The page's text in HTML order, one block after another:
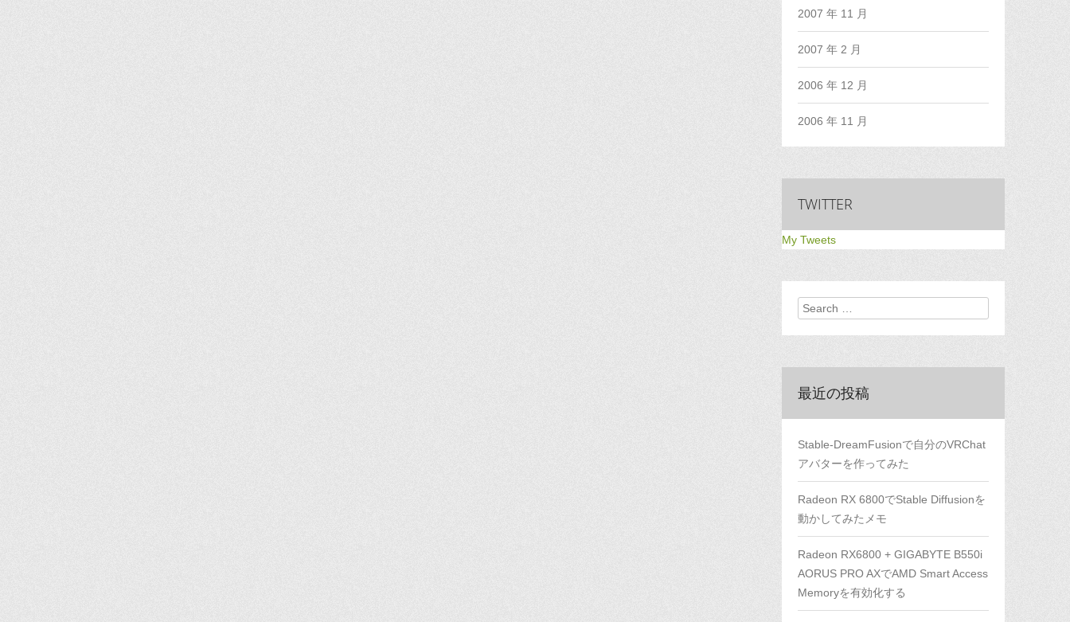
2007 年 11 月
2007 年 2 月
2006 年 12 月
2006 年 11 月
TWITTER
My Tweets
Search
最近の投稿
Stable-DreamFusionで自分のVRChat
アバターを作ってみた
Radeon RX 6800でStable Diffusionを
動かしてみたメモ
Radeon RX6800 + GIGABYTE B550i
AORUS PRO AXでAMD Smart Access
Memoryを有効化する